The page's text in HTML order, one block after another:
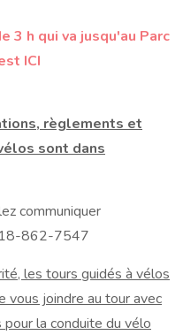
3 h qui va jusqu'au Parc
ICI
règlements et
sont dans
communiquer
862-7547
les tours guidés à vélos
joindre au tour avec
la conduite du vélo